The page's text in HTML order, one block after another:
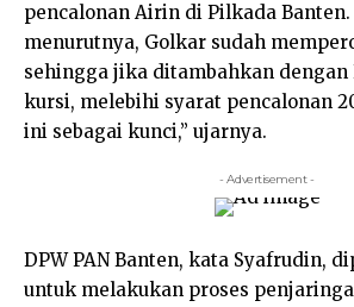
pencalonan Airin di Pilkada Banten.
menurutnya, Golkar sudah
sehingga jika ditambahkan dengan
kursi, melebihi syarat pencalonan
ini sebagai kunci,” ujarnya.
- Advertisement -
DPW PAN Banten, kata Syafrudin,
untuk melakukan proses